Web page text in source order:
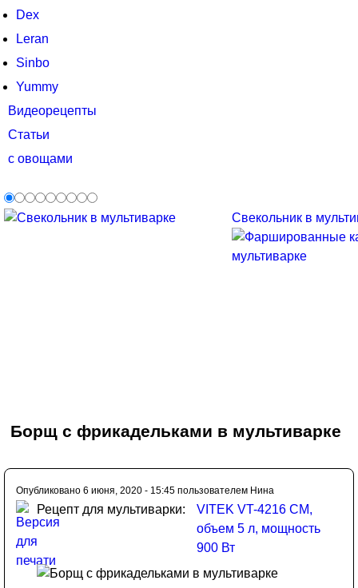
Dex
Leran
Sinbo
Yummy
Видеорецепты
Статьи
с овощами
Свекольник в
Борщ с фрикадельками в мультиварке
Опубликовано 6 июня, 2020 - 15:45 пользователем Нина
Рецепт для мультиварки:
VITEK VT-4216 CM,
объем 5 л, мощность
900 Вт